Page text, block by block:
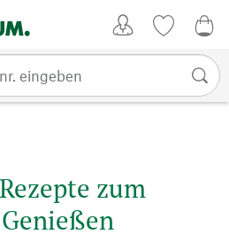
zum